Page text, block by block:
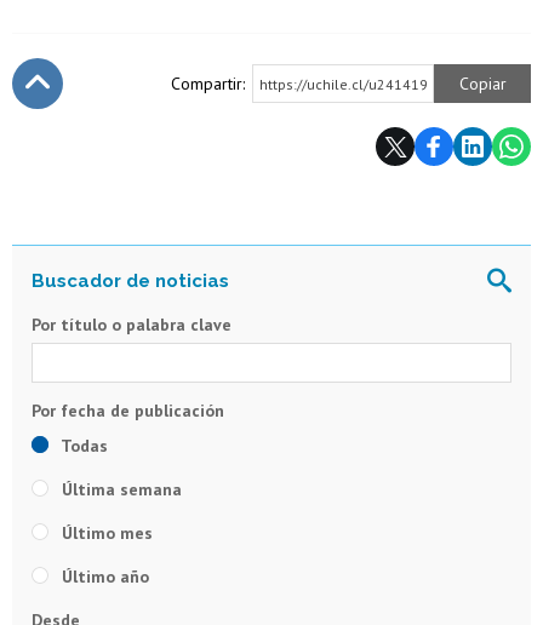
Compartir: https://uchile.cl/u241419 Copiar
Por título o palabra clave
Todas
Última semana
Último mes
Último año
Desde